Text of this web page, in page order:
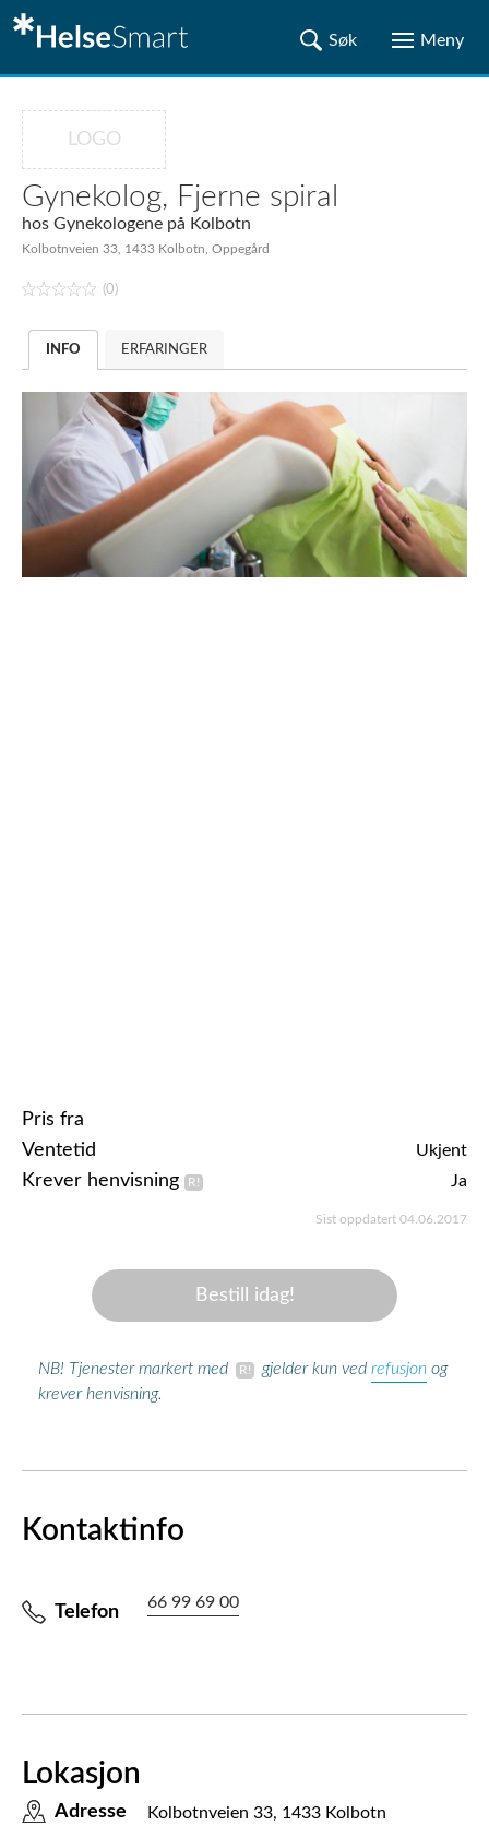
LOGO
Gynekolog, Fjerne spiral
hos Gynekologene på Kolbotn
Kolbotnveien 33, 1433 Kolbotn, Oppegård
(0)
INFO ERFARINGER
Pris fra
Ventetid
Ukjent
Krever henvisning Ja
Sist oppdatert 04.06.2017
Bestill idag!
NB! Tjenester markert med gjelder kun ved refusjon og
krever henvisning.
Kontaktinfo
Telefon 66 99 69 00
Lokasjon
Adresse Kolbotnveien 33, 1433 Kolbotn